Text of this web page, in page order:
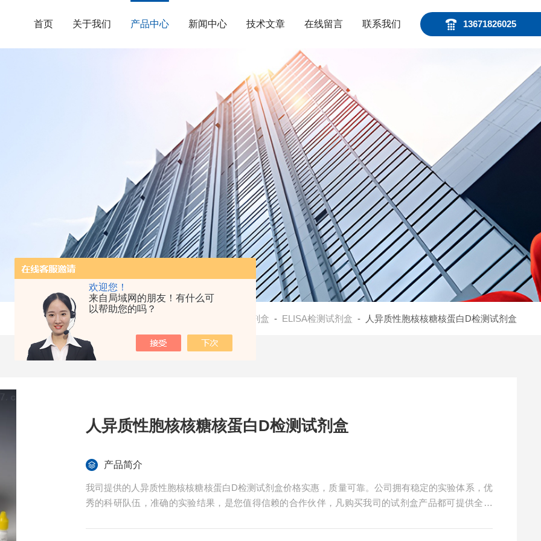
欢迎您！
来自局域网的朋友！有什么可
以帮助您的吗？
13671826025
首页 关于我们 产品中心 新闻中心 技术文章 在线留言 联系我们
检测试剂盒 - ELISA检测试剂盒 - 人异质性胞核核糖核蛋白D检测试剂盒
人异质性胞核核糖核蛋白D检测试剂盒
产品简介
我司提供的人异质性胞核核糖核蛋白D检测试剂盒价格实惠，质量可靠。公司拥有稳定的实验体系，优
秀的科研队伍，准确的实验结果，是您值得信赖的合作伙伴，凡购买我司的试剂盒产品都可提供全程